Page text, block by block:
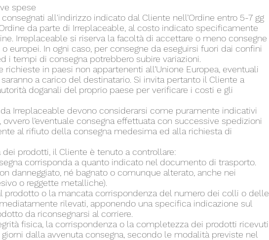
spese
all'indirizzo indicato dal Cliente nell’Ordine entro 5-7 gg
da parte di Irreplaceable, al costo indicato specificamente
Irreplaceable si riserva la facoltà di accettare o meno consegne
europei. In ogni caso, per consegne da eseguirsi fuori dai confini
i tempi di consegna potrebbero subire variazioni.
in paesi non appartenenti all’Unione Europea, eventuali
a carico del destinatario. Si invita pertanto il Cliente a
doganali del proprio paese per verificare i costi e gli
Irreplaceable devono considerarsi come puramente indicativi
l’eventuale consegna effettuata con successive spedizioni
al rifiuto della consegna medesima ed alla richiesta di
prodotti, il Cliente è tenuto a controllare:
corrisponda a quanto indicato nel documento di trasporto.
danneggiato, né bagnato o comunque alterato, anche nei
o reggette metalliche).
prodotto o la mancata corrispondenza del numero dei colli o delle
rilevati, apponendo una specifica indicazione sul
da riconsegnarsi al corriere.
fisica, la corrispondenza o la completezza dei prodotti ricevuti
dalla avvenuta consegna, secondo le modalità previste nel